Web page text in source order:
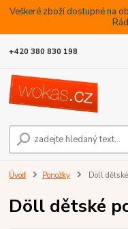
Veškeré zboží dostupné na
+420 380 830 198
Úvod Ponožky Döll
Döll dětské